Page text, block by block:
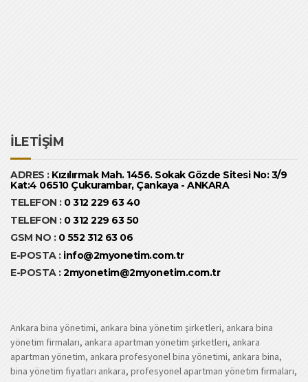
İLETİŞİM
ADRES : Kızılırmak Mah. 1456. Sokak Gözde Sitesi No: 3/9
Kat:4 06510 Çukurambar, Çankaya - ANKARA
TELEFON :0 312 229 63 40
TELEFON : 0 312 229 63 50
GSM NO : 0 552 312 63 06
E-POSTA : info@2myonetim.com.tr
E-POSTA :2myonetim@2myonetim.com.tr
Ankara bina yönetimi, ankara bina yönetim şirketleri, ankara bina
yönetim firmaları, ankara apartman yönetim şirketleri, ankara
apartman yönetim, ankara profesyonel bina yönetimi, ankara bina,
bina yönetim fiyatları ankara, profesyonel apartman yönetim firmaları,